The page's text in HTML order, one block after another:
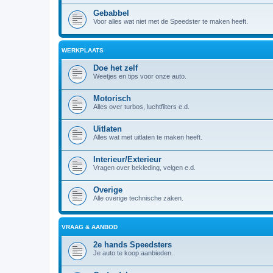
Gebabbel
Voor alles wat niet met de Speedster te maken heeft.
WERKPLAATS
Doe het zelf
Weetjes en tips voor onze auto.
Motorisch
Alles over turbos, luchtfilters e.d.
Uitlaten
Alles wat met uitlaten te maken heeft.
Interieur/Exterieur
Vragen over bekleding, velgen e.d.
Overige
Alle overige technische zaken.
VRAAG & AANBOD
2e hands Speedsters
Je auto te koop aanbieden.